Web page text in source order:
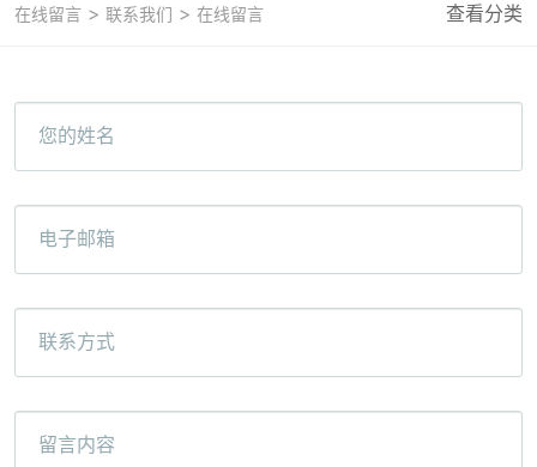
在线留言 > 联系我们 > 在线留言 查看分类
您的姓名
电子邮箱
联系方式
留言内容